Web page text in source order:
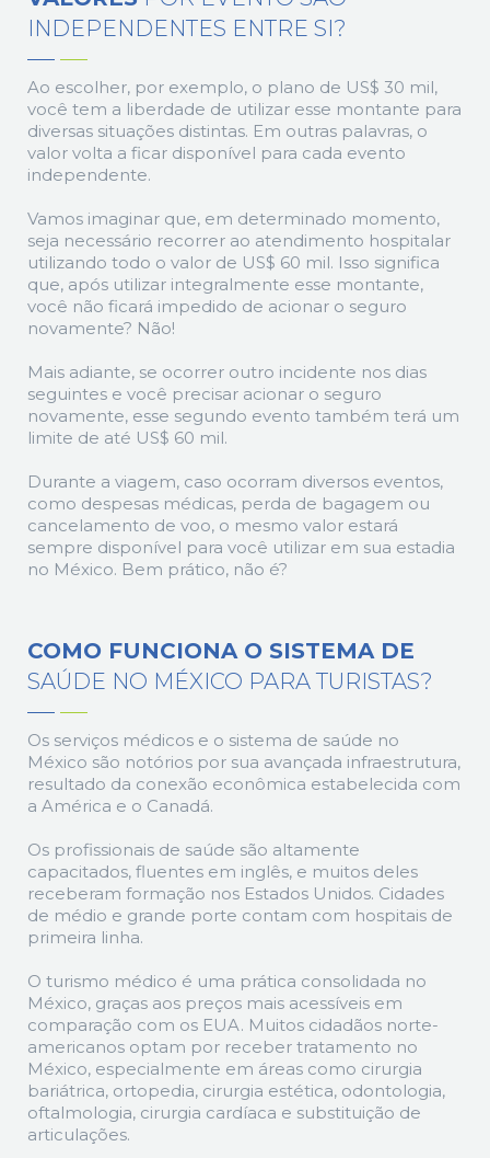
INDEPENDENTES ENTRE SI?
Ao escolher, por exemplo, o plano de US$ 30 mil,
você tem a liberdade de utilizar esse montante para
diversas situações distintas. Em outras palavras, o
valor volta a ficar disponível para cada evento
independente.
Vamos imaginar que, em determinado momento,
seja necessário recorrer ao atendimento hospitalar
utilizando todo o valor de US$ 60 mil. Isso significa
que, após utilizar integralmente esse montante,
você não ficará impedido de acionar o seguro
novamente? Não!
Mais adiante, se ocorrer outro incidente nos dias
seguintes e você precisar acionar o seguro
novamente, esse segundo evento também terá um
limite de até US$ 60 mil.
Durante a viagem, caso ocorram diversos eventos,
como despesas médicas, perda de bagagem ou
cancelamento de voo, o mesmo valor estará
sempre disponível para você utilizar em sua estadia
no México. Bem prático, não é?
COMO FUNCIONA O SISTEMA DE
SAÚDE NO MÉXICO PARA TURISTAS?
Os serviços médicos e o sistema de saúde no
México são notórios por sua avançada infraestrutura,
resultado da conexão econômica estabelecida com
a América e o Canadá.
Os profissionais de saúde são altamente
capacitados, fluentes em inglês, e muitos deles
receberam formação nos Estados Unidos. Cidades
de médio e grande porte contam com hospitais de
primeira linha.
O turismo médico é uma prática consolidada no
México, graças aos preços mais acessíveis em
comparação com os EUA. Muitos cidadãos norte-
americanos optam por receber tratamento no
México, especialmente em áreas como cirurgia
bariátrica, ortopedia, cirurgia estética, odontologia,
oftalmologia, cirurgia cardíaca e substituição de
articulações.